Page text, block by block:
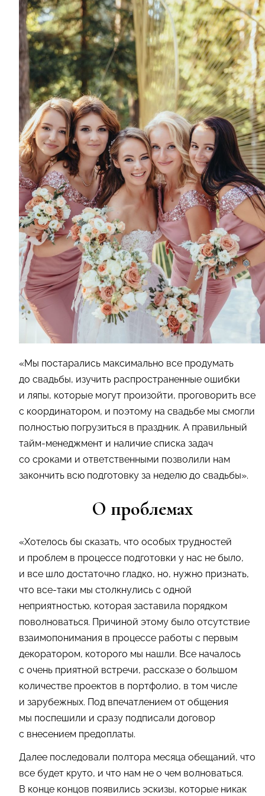
«Мы постарались максимально все продумать
до свадьбы, изучить распространенные ошибки
и ляпы, которые могут произойти, проговорить все
с координатором, и поэтому на свадьбе мы смогли
полностью погрузиться в праздник. А правильный
тайм-менеджмент и наличие списка задач
со сроками и ответственными позволили нам
закончить всю подготовку за неделю до свадьбы».
О проблемах
«Хотелось бы сказать, что особых трудностей
и проблем в процессе подготовки у нас не было,
и все шло достаточно гладко, но, нужно признать,
что все-таки мы столкнулись с одной
неприятностью, которая заставила порядком
поволноваться. Причиной этому было отсутствие
взаимопонимания в процессе работы с первым
декоратором, которого мы нашли. Все началось
с очень приятной встречи, рассказе о большом
количестве проектов в портфолио, в том числе
и зарубежных. Под впечатлением от общения
мы поспешили и сразу подписали договор
с внесением предоплаты.
Далее последовали полтора месяца обещаний, что
все будет круто, и что нам не о чем волноваться.
В конце концов появились эскизы, которые никак